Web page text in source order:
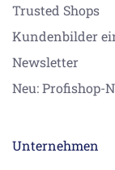
Trusted Shops
Kundenbilder
Newsletter
Neu: Profishop-
Unternehmen